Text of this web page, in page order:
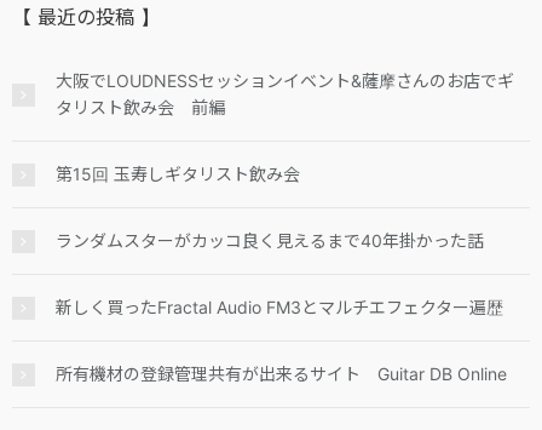
【 最近の投稿 】
大阪でLOUDNESSセッションイベント&薩摩さんのお店でギ
タリスト飲み会 前編
第15回 玉寿しギタリスト飲み会
ランダムスターがカッコ良く見えるまで40年掛かった話
新しく買ったFractal Audio FM3とマルチエフェクター遍歴
所有機材の登録管理共有が出来るサイト Guitar DB Online